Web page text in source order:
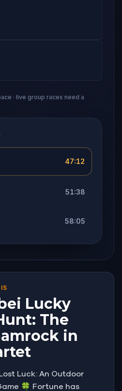
· live group races need a
47:12
51:38
58:05
Lucky
The
in
Luck: An Outdoor
🍀 Fortune has